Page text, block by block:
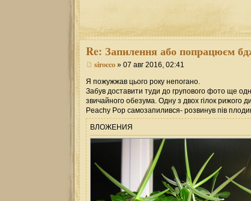
Re: Запилення або попрацюєм
sirocco » 07 авг 2016, 02:41
Я пожужжав цього року непогано.
Забув доставити туди до групового фото ще
звичайного обезума. Одну з двох гілок рижого
Peachy Pop самозапилився- розвинув пів
ВЛОЖЕНИЯ